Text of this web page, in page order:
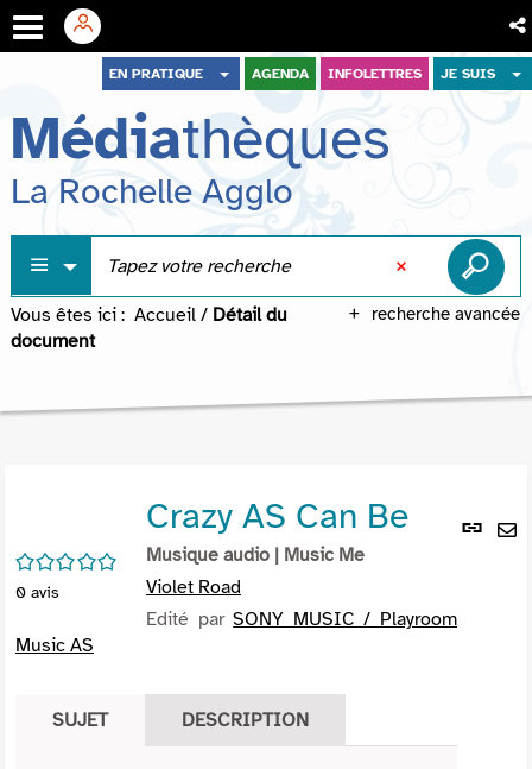
menu
contenu
recherche
EN PRATIQUE AGENDA INFOLETTRES JE SUIS
Médiathèques
La Rochelle Agglo
recherche avancée
Vous êtes ici : Accueil / Détail du
document
Lien
/5
0 avis
Crazy AS Can Be
Musique audio | Music Me
Violet Road
Edité parSONY MUSIC / Playroom
Music AS
SUJET DESCRIPTION